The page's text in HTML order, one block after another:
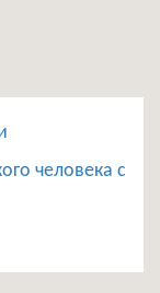
человека с